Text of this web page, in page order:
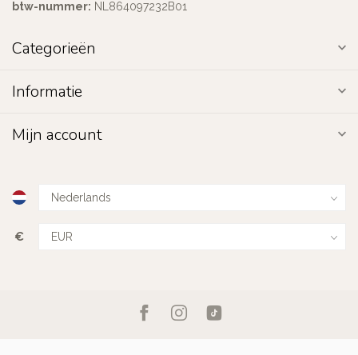
btw-nummer: NL864097232B01
Categorieën
Informatie
Mijn account
€